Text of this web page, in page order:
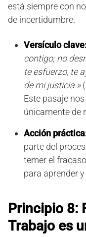
está siempre con
de incertidumbre.
Versículo
contigo; no
te esfuerzo, te
de mi justicia.»
Este pasaje
únicamente de
Acción
parte del
temer el
para aprender
Principio 8:
Trabajo es